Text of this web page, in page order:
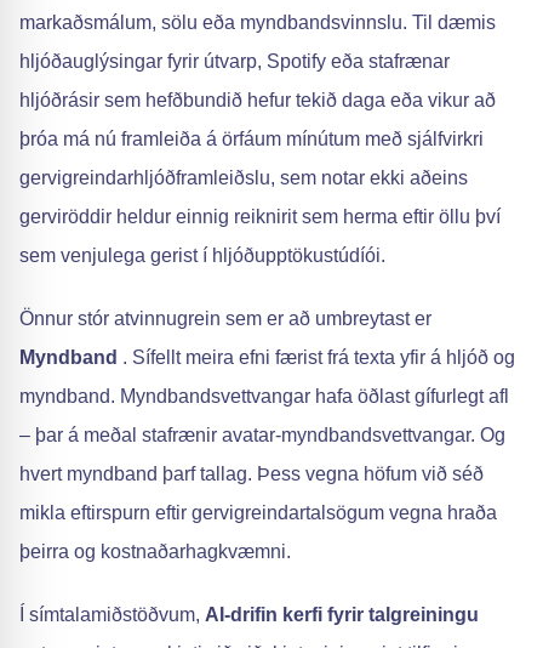
markaðsmálum, sölu eða myndbandsvinnslu. Til dæmis
hljóðauglýsingar fyrir útvarp, Spotify eða stafrænar
hljóðrásir sem hefðbundið hefur tekið daga eða vikur að
þróa má nú framleiða á örfáum mínútum með sjálfvirkri
gervigreindarhljóðframleiðslu, sem notar ekki aðeins
gerviröddir heldur einnig reiknirit sem herma eftir öllu því
sem venjulega gerist í hljóðupptökustúdíói.
Önnur stór atvinnugrein sem er að umbreytast er
Myndband . Sífellt meira efni færist frá texta yfir á hljóð og
myndband. Myndbandsvettvangar hafa öðlast gífurlegt afl
– þar á meðal stafrænir avatar-myndbandsvettvangar. Og
hvert myndband þarf tallag. Þess vegna höfum við séð
mikla eftirspurn eftir gervigreindar­talsögum vegna hraða
þeirra og kostnaðarhagkvæmni.
Í símtalamiðstöðvum, AI-drifin kerfi fyrir talgreiningu